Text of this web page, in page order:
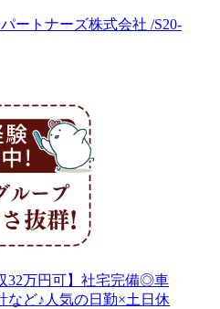
ートナーズ株式会社 /S20-
32万円可】社宅完備◎車
など♪人気の日勤×土日休